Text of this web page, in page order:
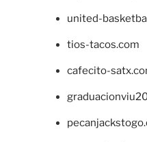
united-
tios-tacos.com
cafecito-